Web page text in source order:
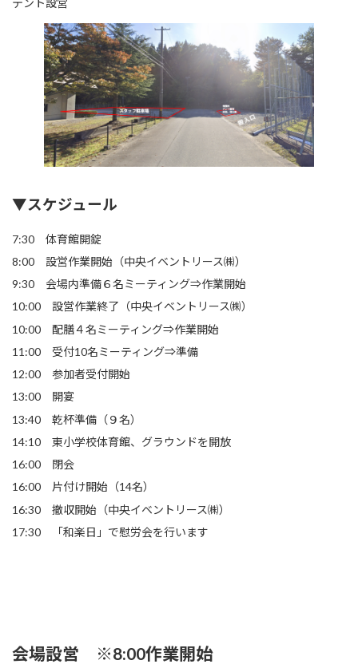
テント設営
▼スケジュール
7:30 体育館開錠
8:00 設営作業開始（中央イベントリース㈱）
9:30 会場内準備６名ミーティング⇒作業開始
10:00 設営作業終了（中央イベントリース㈱）
10:00 配膳４名ミーティング⇒作業開始
11:00 受付10名ミーティング⇒準備
12:00 参加者受付開始
13:00 開宴
13:40 乾杯準備（９名）
14:10 東小学校体育館、グラウンドを開放
16:00 閉会
16:00 片付け開始（14名）
16:30 撤収開始（中央イベントリース㈱）
17:30 「和楽日」で慰労会を行います
会場設営 ※8:00作業開始